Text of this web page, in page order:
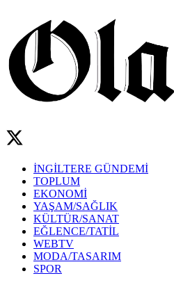
İNGİLTERE GÜNDEMİ
TOPLUM
EKONOMİ
YAŞAM/SAĞLIK
KÜLTÜR/SANAT
EĞLENCE/TATİL
WEBTV
MODA/TASARIM
SPOR